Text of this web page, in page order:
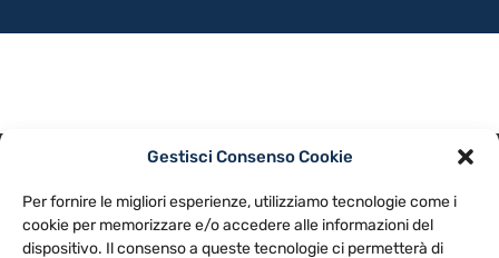
Gestisci Consenso Cookie
Per fornire le migliori esperienze, utilizziamo tecnologie come i
cookie per memorizzare e/o accedere alle informazioni del
dispositivo. Il consenso a queste tecnologie ci permetterà di
NOTE LEGALI
CONTATTACI PREFERENZE